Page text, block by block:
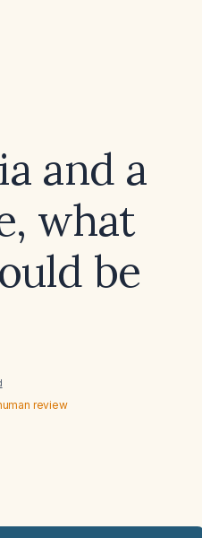
and a
what
be
review